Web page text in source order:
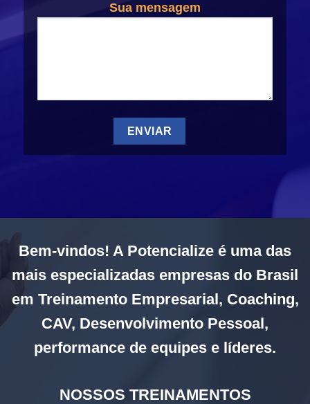
Sua mensagem
Bem-vindos! A Potencialize é uma das
mais especializadas empresas do Brasil
em Treinamento Empresarial, Coaching,
CAV, Desenvolvimento Pessoal,
performance de equipes e líderes.
NOSSOS TREINAMENTOS